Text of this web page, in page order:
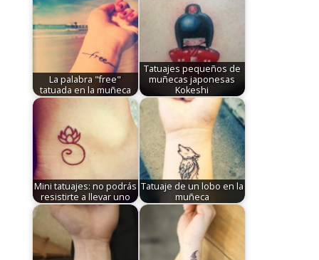
La palabra "free"
tatuada en la muñeca
Tatuajes pequeños de
muñecas japonesas
Kokeshi
Mini tatuajes: no podrás
resistirte a llevar uno
Tatuaje de un lobo en la
muñeca